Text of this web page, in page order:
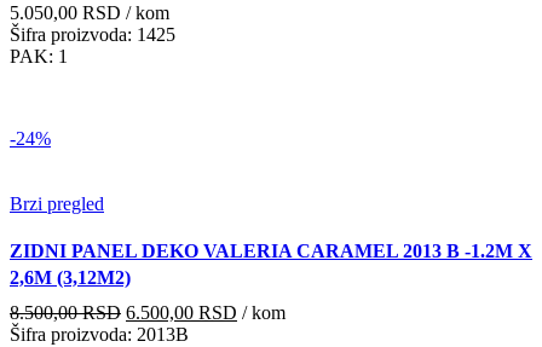
5.050,00 RSD / kom
Šifra proizvoda: 1425
PAK: 1
-24%
Brzi pregled
ZIDNI PANEL DEKO VALERIA CARAMEL 2013 B -1.2M X
2,6M (3,12M2)
8.500,00RSD Originalna
cena
6.500,00 RSD Trenutna
/ kom
Šifra proizvoda: 2013B